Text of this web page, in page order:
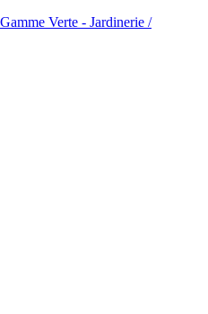
Verte - Jardinerie /